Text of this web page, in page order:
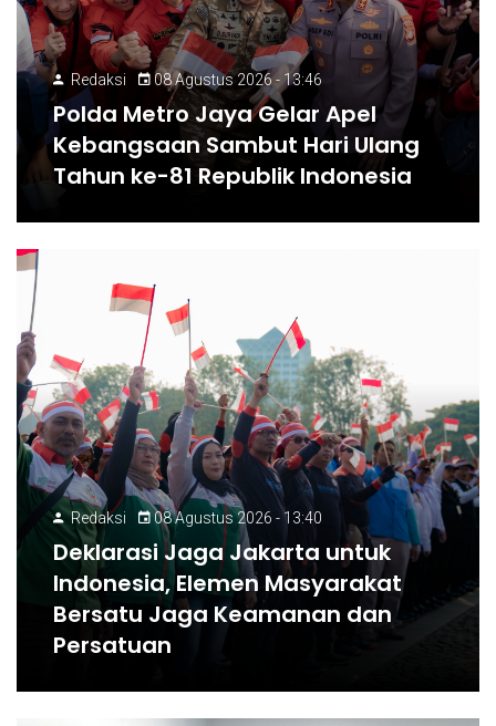
Redaksi 08 Agustus 2026 - 13:46
Polda Metro Jaya Gelar Apel
Kebangsaan Sambut Hari Ulang
Tahun ke-81 Republik Indonesia
Redaksi 08 Agustus 2026 - 13:40
Deklarasi Jaga Jakarta untuk
Indonesia, Elemen Masyarakat
Bersatu Jaga Keamanan dan
Persatuan